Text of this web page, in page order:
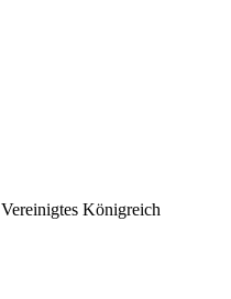
Vereinigtes Königreich